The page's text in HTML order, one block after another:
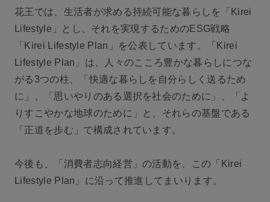
花王では、生活者が求める持続可能な暮らしを「Kirei
Lifestyle」とし、それを実現するためのESG戦略
「Kirei Lifestyle Plan」を公表しています。「Kirei
Lifestyle Plan」は、人々のこころ豊かな暮らしにつな
がる3つの柱、「快適な暮らしを自分らしく送るため
に」、「思いやりのある選択を社会のために」、「よ
りすこやかな地球のために」と、それらの基盤である
「正道を歩む」で構成されています。
今後も、「消費者志向経営」の活動を、この「Kirei
Lifestyle Plan」に沿って推進してまいります。